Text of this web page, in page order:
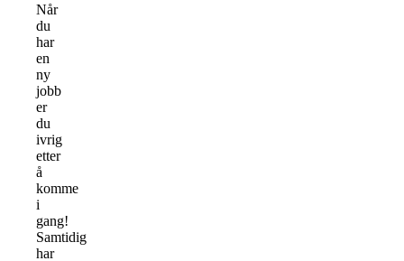
Når
du
har
en
ny
jobb
er
du
ivrig
etter
å
komme
i
gang!
Samtidig
har